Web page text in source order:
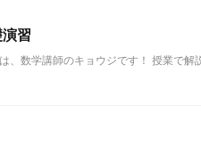
習
数学講師のキョウジです！ 授業で解